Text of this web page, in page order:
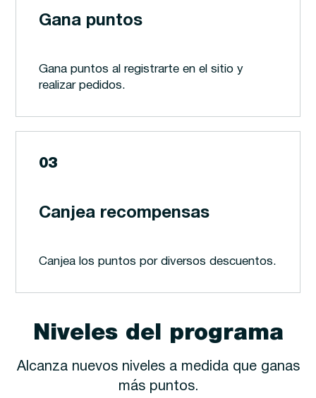
Gana puntos
Gana puntos al registrarte en el sitio y
realizar pedidos.
03
Canjea recompensas
Canjea los puntos por diversos descuentos.
Niveles del programa
Alcanza nuevos niveles a medida que ganas
más puntos.